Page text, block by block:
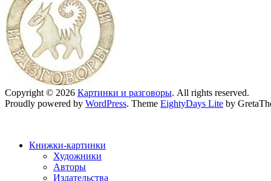
Copyright © 2026 Картинки и разговоры. All rights reserved.
Proudly powered by WordPress. Theme EightyDays Lite by
Книжки-картинки
Художники
Авторы
Издательства